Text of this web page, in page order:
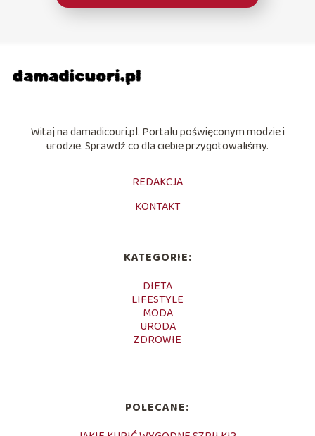
Witaj na damadicouri.pl. Portalu poświęconym modzie i
urodzie. Sprawdź co dla ciebie przygotowaliśmy.
REDAKCJA
KONTAKT
KATEGORIE:
DIETA
LIFESTYLE
MODA
URODA
ZDROWIE
POLECANE: